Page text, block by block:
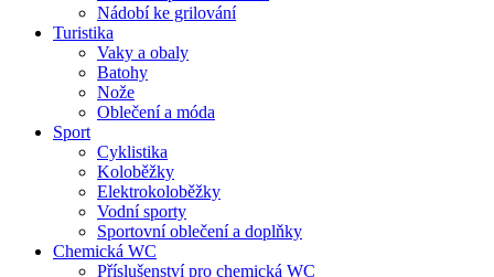
Nádobí ke grilování
Turistika
Vaky a obaly
Batohy
Nože
Oblečení a móda
Sport
Cyklistika
Koloběžky
Elektrokoloběžky
Vodní sporty
Sportovní oblečení a doplňky
Chemická WC
Příslušenství pro chemická WC